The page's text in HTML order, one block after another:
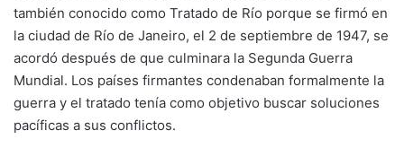
también conocido como Tratado de Río porque se firmó en
la ciudad de Río de Janeiro, el 2 de septiembre de 1947, se
acordó después de que culminara la Segunda Guerra
Mundial. Los países firmantes condenaban formalmente la
guerra y el tratado tenía como objetivo buscar soluciones
pacíficas a sus conflictos.